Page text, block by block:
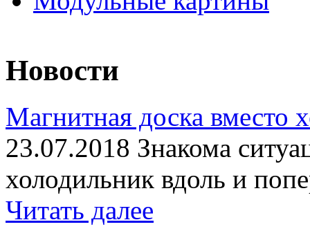
Новости
Магнитная доска вместо
23.07.2018 Знакома
холодильник вдоль и
Читать далее